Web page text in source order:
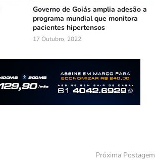
Governo de Goiás amplia adesão a
programa mundial que monitora
pacientes hipertensos
17 Outubro, 2022
Próxima Postagem